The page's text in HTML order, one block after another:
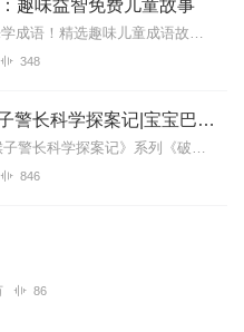
趣味益智免费儿童故事
跟着开心锤锤一起快乐学成语！精选趣味儿童成语故事，全程免费收听，情节生动有趣、节奏轻快，在欢乐的故事里积累成语、提升表达力，适合孩子日常磨耳朵，轻松收获知识与快...
348
破坏者联盟篇2·猴子警长科学探案记|宝宝巴士故事
【适听年龄】7岁+《猴子警长科学探案记》系列《破坏者联盟篇1·猴子警长科学探案记》>>>《破坏者联盟篇2·猴子警长科学探案记》>>>《破坏者联盟篇3·猴子警长科...
846
86